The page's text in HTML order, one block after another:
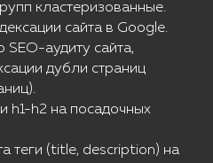
кластеризованные.
сайта в Google.
аудиту сайта,
дубли страниц
h1-h2 на посадочных
теги (title, description) на